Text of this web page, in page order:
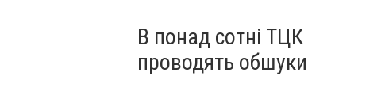
В понад сотні ТЦК
проводять обшуки